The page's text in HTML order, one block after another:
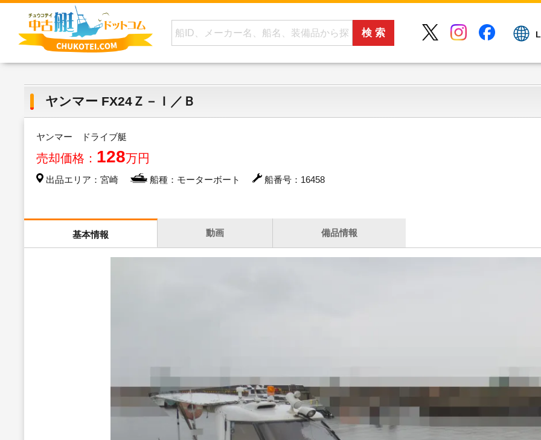
ヤンマー FX24Ｚ－Ｉ／Ｂ
ヤンマー ドライブ艇
売却価格： 128万円
出品エリア：宮崎 船種：モーターボート 船番号：16458
基本情報 動画 備品情報